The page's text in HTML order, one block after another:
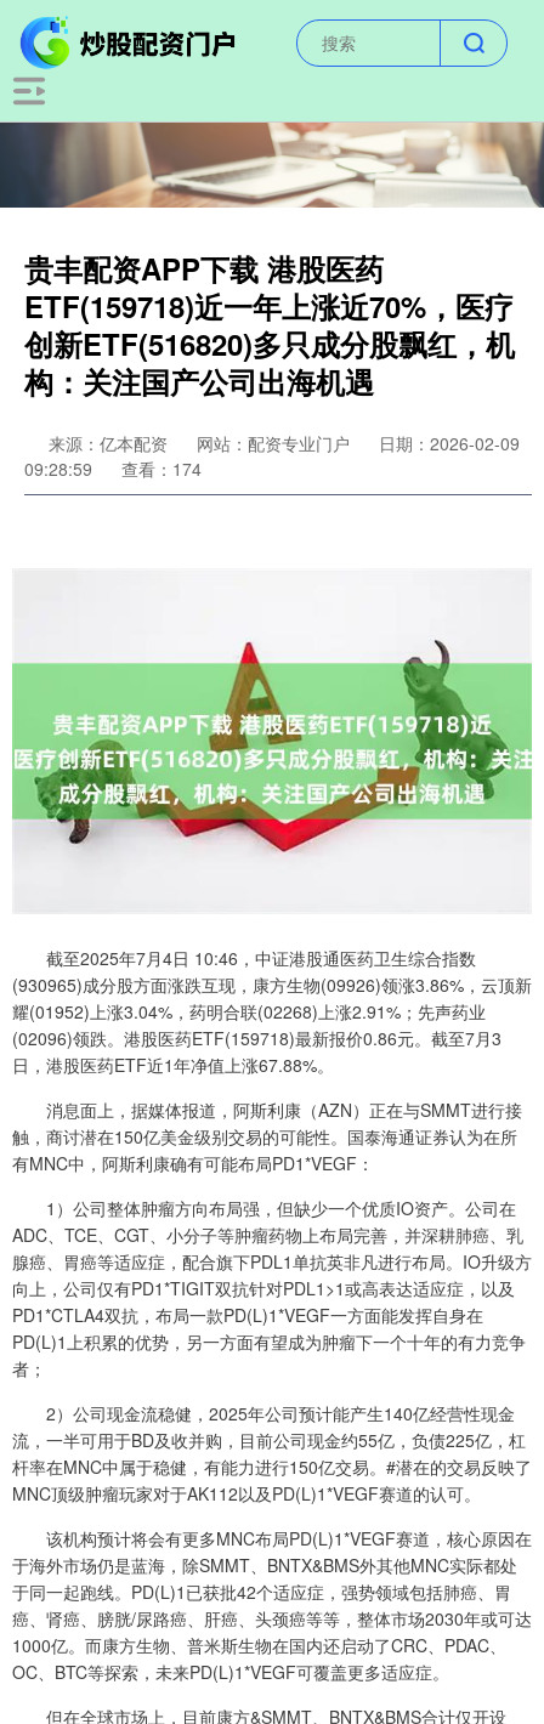
贵丰配资APP下载 港股医药
ETF(159718)近一年上涨近70%，医疗
创新ETF(516820)多只成分股飘红，机
构：关注国产公司出海机遇
来源：亿本配资 网站：配资专业门户
日期：2026-02-09
09:28:59
查看：174
截至2025年7月4日 10:46，中证港股通医药卫生综合指数
(930965)成分股方面涨跌互现，康方生物(09926)领涨3.86%，云顶新
耀(01952)上涨3.04%，药明合联(02268)上涨2.91%；先声药业
(02096)领跌。港股医药ETF(159718)最新报价0.86元。截至7月3
日，港股医药ETF近1年净值上涨67.88%。
消息面上，据媒体报道，阿斯利康（AZN）正在与SMMT进行接
触，商讨潜在150亿美金级别交易的可能性。国泰海通证券认为在所
有MNC中，阿斯利康确有可能布局PD1*VEGF：
1）公司整体肿瘤方向布局强，但缺少一个优质IO资产。公司在
ADC、TCE、CGT、小分子等肿瘤药物上布局完善，并深耕肺癌、乳
腺癌、胃癌等适应症，配合旗下PDL1单抗英非凡进行布局。IO升级方
向上，公司仅有PD1*TIGIT双抗针对PDL1>1或高表达适应症，以及
PD1*CTLA4双抗，布局一款PD(L)1*VEGF一方面能发挥自身在
PD(L)1上积累的优势，另一方面有望成为肿瘤下一个十年的有力竞争
者；
2）公司现金流稳健，2025年公司预计能产生140亿经营性现金
流，一半可用于BD及收并购，目前公司现金约55亿，负债225亿，杠
杆率在MNC中属于稳健，有能力进行150亿交易。#潜在的交易反映了
MNC顶级肿瘤玩家对于AK112以及PD(L)1*VEGF赛道的认可。
该机构预计将会有更多MNC布局PD(L)1*VEGF赛道，核心原因在
于海外市场仍是蓝海，除SMMT、BNTX&BMS外其他MNC实际都处
于同一起跑线。PD(L)1已获批42个适应症，强势领域包括肺癌、胃
癌、肾癌、膀胱/尿路癌、肝癌、头颈癌等等，整体市场2030年或可达
1000亿。而康方生物、普米斯生物在国内还启动了CRC、PDAC、
OC、BTC等探索，未来PD(L)1*VEGF可覆盖更多适应症。
但在全球市场上，目前康方&SMMT、BNTX&BMS合计仅开设